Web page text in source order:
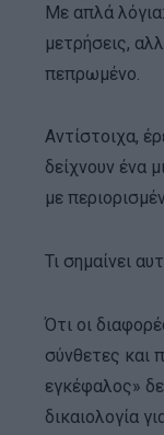
Με απλά
μετρήσεις,
πεπρωμένο.
Αντίστοιχα,
δείχνουν ένα
με
Τι σημαίνει
Ότι οι
σύνθετες και
εγκέφαλος»
δικαιολογία